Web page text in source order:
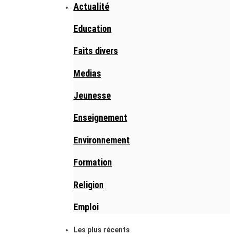
Actualité
Education
Faits divers
Medias
Jeunesse
Enseignement
Environnement
Formation
Religion
Emploi
Les plus récents